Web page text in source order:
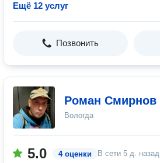
Ещё 12 услуг
Позвонить
Роман Смирнов
Вологда
5.0 4 оценки В сети 5 д. назад